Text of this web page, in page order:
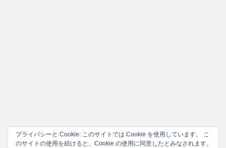
プライバシーと Cookie: このサイトでは Cookie を使用しています。 こ
のサイトの使用を続けると、Cookie の使用に同意したとみなされます。